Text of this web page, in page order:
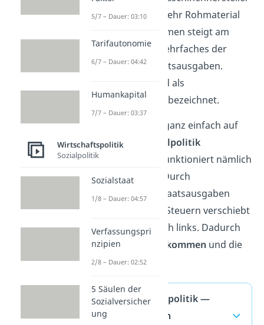
kaufen wiederum mehr Rohmaterial
etc. → Volkseinkommen steigt am
Ende also um ein Mehrfaches der
ursprünglichen Staatsausgaben.
Dieser Vorgang wird als
Multiplikatoreffekt
bezeichnet.
Das lässt sich auch ganz einfach auf
dierestriktive Fiskalpolitik
übertragen. Diese funktioniert nämlich
genau umgekehrt. Durch
Verringerung der Staatsausgaben
oder Erhöhung der Steuern verschiebt
sich die IS Kurve nach links. Dadurch
sinken das
Volkseinkommen und die
Zinsen .
Expansive Fiskalpolitik —
häufigste Fragen
5/7 – Dauer: 03:10
Tarifautonomie
6/7 – Dauer: 04:42
Humankapital
7/7 – Dauer: 03:37
Wirtschaftspolitik
Sozialpolitik
Sozialstaat
1/8 – Dauer: 04:57
Verfassungspri
nzipien
2/8 – Dauer: 02:52
5 Säulen der
Sozialversicher
ung